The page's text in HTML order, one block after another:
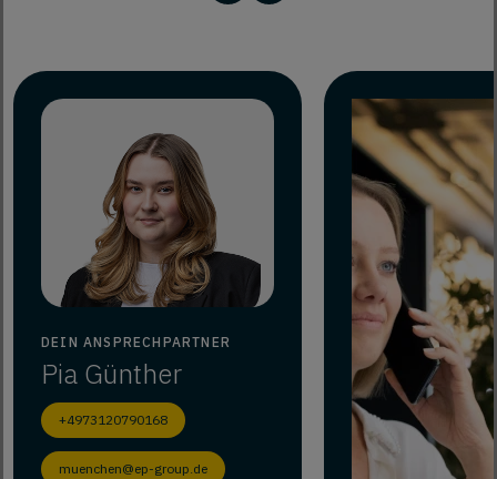
DEIN ANSPRECHPARTNER
Pia Günther
+4973120790168
muenchen@ep-group.de